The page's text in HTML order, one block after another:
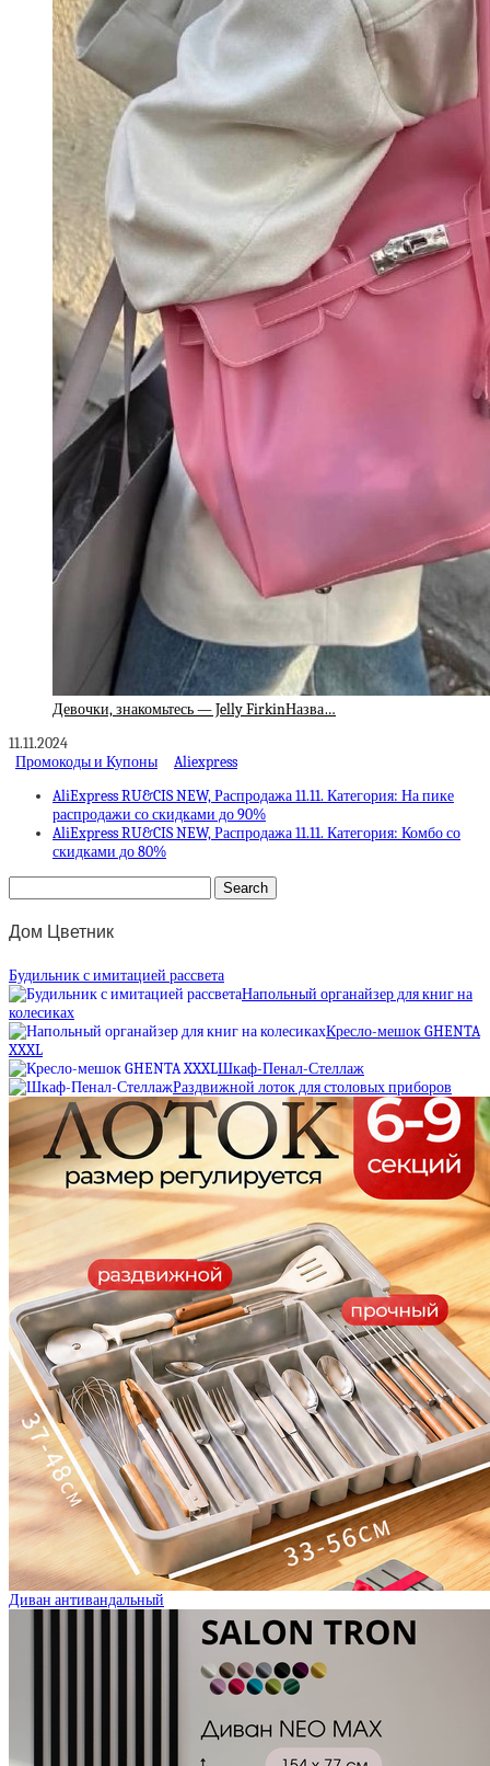
Девочки, знакомьтесь — Jelly FirkinНазва…
11.11.2024
Промокоды и Купоны
Aliexpress
AliExpress RU&CIS NEW, Распродажа 11.11. Категория: На пике
распродажи со скидками до 90%
AliExpress RU&CIS NEW, Распродажа 11.11. Категория: Комбо со
скидками до 80%
Дом Цветник
Будильник с имитацией рассвета
Напольный органайзер для книг на
колесиках
Кресло-мешок GHENTA
XXXL
Шкаф-Пенал-Стеллаж
Раздвижной лоток для столовых приборов
Диван антивандальный